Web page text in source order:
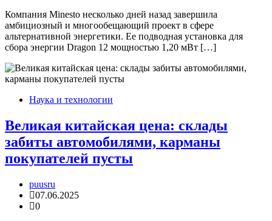
Компания Minesto несколько дней назад завершила
амбициозный и многообещающий проект в сфере
альтернативной энергетики. Ее подводная установка для
сбора энергии Dragon 12 мощностью 1,20 мВт […]
Наука и технологии
Великая китайская цена: склады
забиты автомобилями, карманы
покупателей пусты
puusru
07.06.2025
0